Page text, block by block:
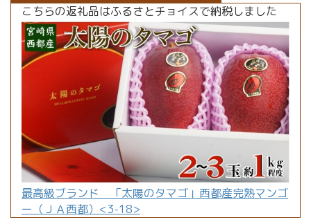
こちらの返礼品はふるさとチョイスで納税しました
最高級ブランド 「太陽のタマゴ」西都産完熟マンゴ
ー（ＪＡ西都）<3-18>